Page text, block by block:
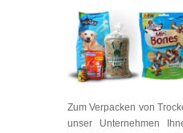
Zum Verpacken von
unser Unternehmen